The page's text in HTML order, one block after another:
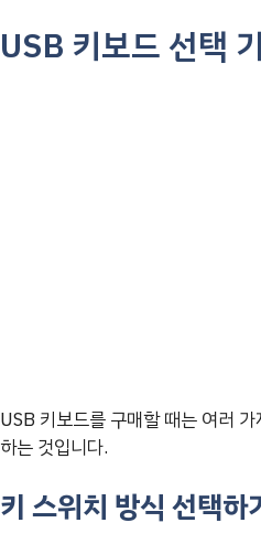
USB 키보드 선택
USB 키보드를 구매할 때는 여러
하는 것입니다.
키 스위치 방식 선택하